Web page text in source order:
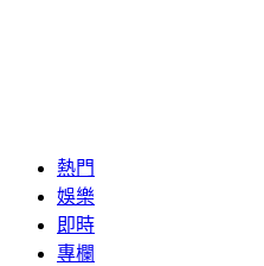
熱門
娛樂
即時
專欄